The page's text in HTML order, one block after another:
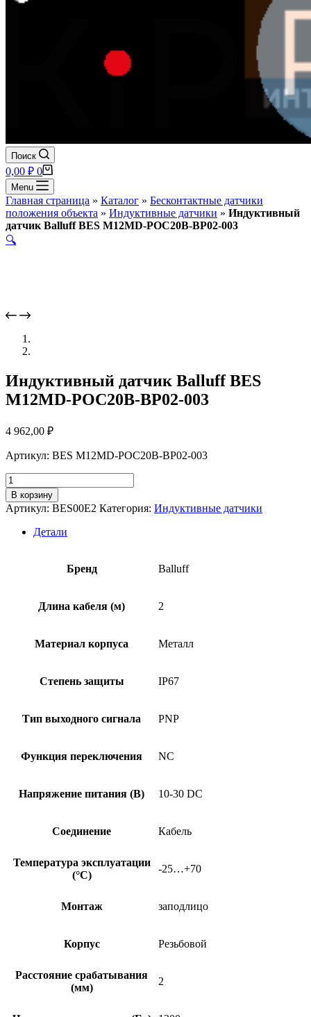
Поиск
Корзина
0,00 ₽ 0
Menu
Главная страница » Каталог » Бесконтактные датчики
положения объекта » Индуктивные датчики » Индуктивный
датчик Balluff BES M12MD-POC20B-BP02-003
🔍
Индуктивный датчик Balluff BES
M12MD-POC20B-BP02-003
4 962,00 ₽
Артикул: BES M12MD-POC20B-BP02-003
Количество
товара
Индуктивный
датчик
Balluff
В корзину
Артикул: BES00E2 Категория: Индуктивные датчики
Детали
Бренд Balluff
Длина кабеля (м) 2
Материал корпуса Металл
Степень защиты IP67
Тип выходного сигнала PNP
Функция переключения NC
Напряжение питания (В) 10-30 DC
Соединение Кабель
Температура эксплуатации
(°C)
-25…+70
Монтаж заподлицо
Корпус Резьбовой
Расстояние срабатывания
(мм)
2